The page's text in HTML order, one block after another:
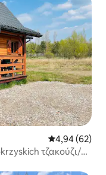
Μέση
4,94 (62)
τζακούζι/